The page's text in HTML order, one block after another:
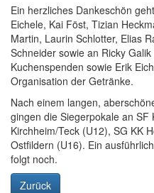
Ein herzliches Dankeschön
Eichele, Kai Föst, Tizian
Martin, Laurin Schlotter, Elias
Schneider sowie an Ricky
Kuchenspenden sowie Erik
Organisation der Getränke.
Nach einem langen,
gingen die Siegerpokale an SF
Kirchheim/Teck (U12), SG KK
Ostfildern (U16). Ein
folgt noch.
Zurück